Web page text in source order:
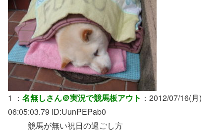
1 ： 名無しさん＠実況で競馬板アウト ：2012/07/16(月)
06:05:03.79 ID:UunPEPab0
競馬が無い祝日の過ごし方